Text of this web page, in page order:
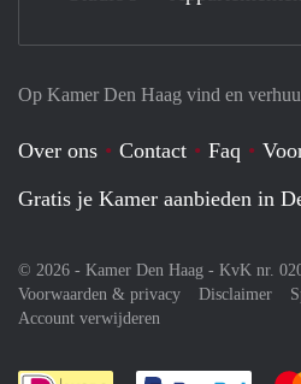
Op Kamer Den Haag vind en
Over ons Contact Faq
Gratis je Kamer aanbieden in
© 2026 - Kamer Den Haag - KvK nr.
Voorwaarden & privacy
Disclaimer
Account verwijderen